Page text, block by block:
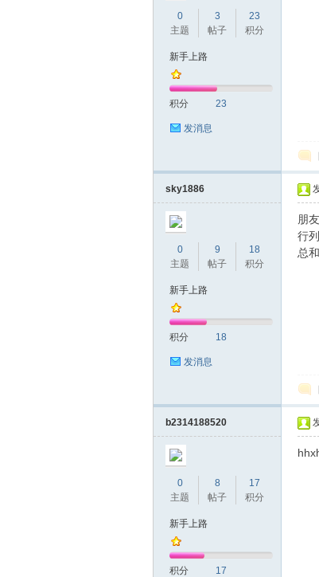
论
0
主题
3
帖子
23
积分
新手上路
积分 23
发消息
sky1886
0
主题
9
帖子
18
积分
新手上路
积分 18
发消息
朋
行
总
b2314188520
0
主题
8
帖子
17
积分
新手上路
积分 17